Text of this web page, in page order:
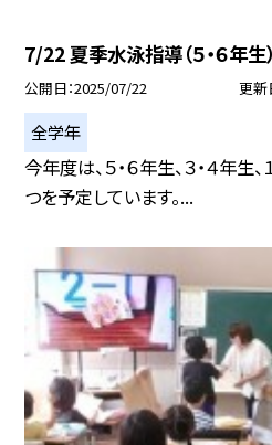
7/22 夏季水泳指導（５・６年生）
公開日 2025/07/22 更新
全学年
今年度は、５・６年生、３・４年生
つを予定しています。...